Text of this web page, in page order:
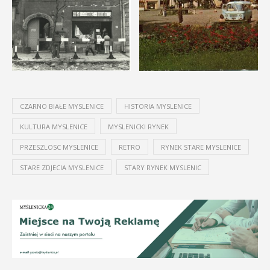
CZARNO BIAŁE MYSLENICE HISTORIA MYSLENICE
KULTURA MYSLENICE MYSLENICKI RYNEK
PRZESZLOSC MYSLENICE RETRO RYNEK STARE MYSLENICE
STARE ZDJECIA MYSLENICE STARY RYNEK MYSLENIC